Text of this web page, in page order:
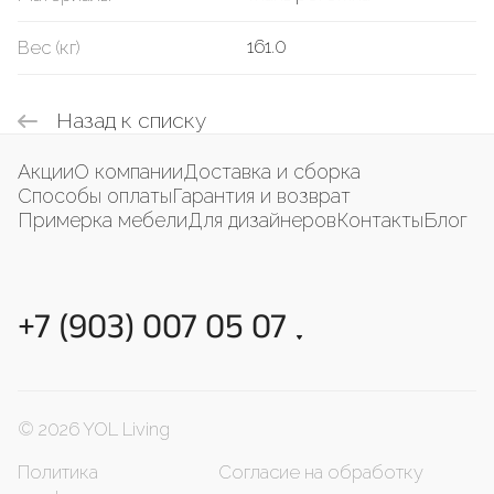
Вес (кг) 161.0
Назад к списку
АкцииО компанииДоставка и сборка
Способы оплатыГарантия и возврат
Примерка мебелиДля дизайнеровКонтактыБлог
+7 (903) 007 05 07
© 2026 YOL Living
Политика
Согласие на обработку